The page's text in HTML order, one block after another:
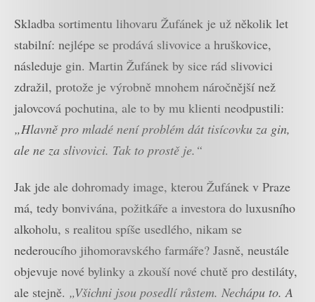
Skladba sortimentu lihovaru Žufánek je už několik let
stabilní: nejlépe se prodává slivovice a hruškovice,
následuje gin. Martin Žufánek by sice rád slivovici
zdražil, protože je výrobně mnohem náročnější než
jalovcová pochutina, ale to by mu klienti neodpustili:
„Hlavně pro mladé není problém dát tisícovku za gin,
ale ne za slivovici. Tak to prostě je.“
Jak jde ale dohromady image, kterou Žufánek v Praze
má, tedy bonvivána, požitkáře a investora do luxusního
alkoholu, s realitou spíše usedlého, nikam se
nederoucího jihomoravského farmáře? Jasně, neustále
objevuje nové bylinky a zkouší nové chutě pro destiláty,
ale stejně. „Všichni jsou posedlí růstem. Nechápu to. A